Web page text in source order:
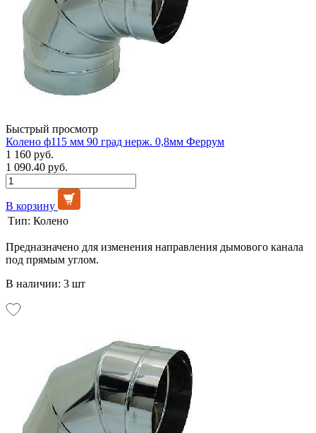
Быстрый просмотр
Колено ф115 мм 90 град нерж. 0,8мм Феррум
1 160 руб.
1 090.40 руб.
В корзину
Тип: Колено
Предназначено для изменения направления дымового канала
под прямым углом.
В наличии: 3 шт